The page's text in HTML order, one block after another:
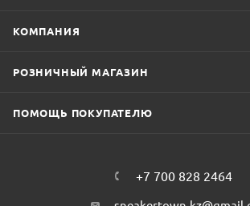
КОМПАНИЯ
РОЗНИЧНЫЙ МАГАЗИН
ПОМОЩЬ ПОКУПАТЕЛЮ
+7 700 828 2464